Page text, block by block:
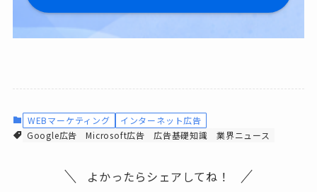
WEBマーケティング
インターネット広告
Google広告
Microsoft広告 広告基礎知識 業界ニュース
よかったらシェアしてね！